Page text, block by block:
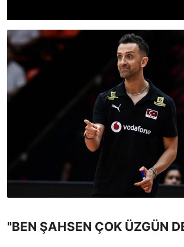
"BEN ŞAHSEN ÇOK ÜZGÜN